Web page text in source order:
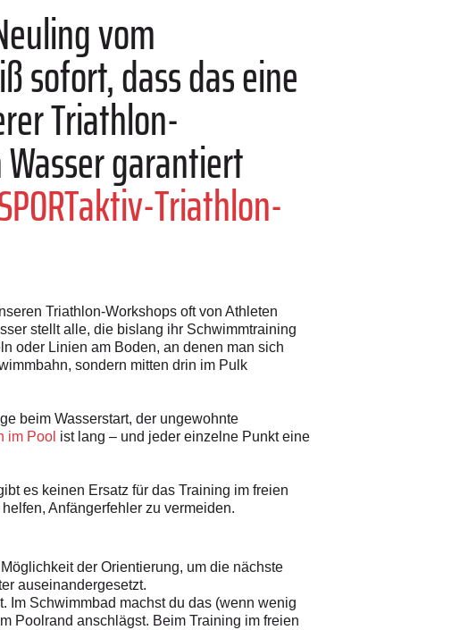
vom
sofort, dass das eine
Triathlon-
garantiert
Triathlon-
Triathlon-Workshops oft von Athleten
stellt alle, die bislang ihr Schwimmtraining
oder Linien am Boden, an denen man sich
sondern mitten drin im Pulk
beim Wasserstart, der ungewohnte
im Pool ist lang – und jeder einzelne Punkt eine
es keinen Ersatz für das Training im freien
Anfängerfehler zu vermeiden.
der Orientierung, um die nächste
auseinandergesetzt.
Im Schwimmbad machst du das (wenn wenig
Poolrand anschlägst. Beim Training im freien